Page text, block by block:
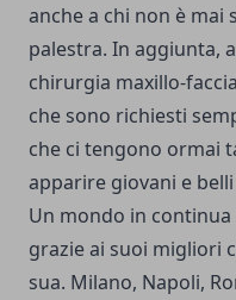
anche a chi non è
palestra. In aggiunta,
chirurgia maxillo-
che sono richiesti
che ci tengono ormai
apparire giovani e
Un mondo in
grazie ai suoi migliori
sua. Milano, Napoli,